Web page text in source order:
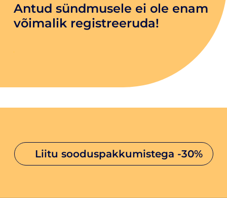
Antud sündmusele ei ole enam
võimalik registreeruda!
liitu sooduspakkumistega -30%